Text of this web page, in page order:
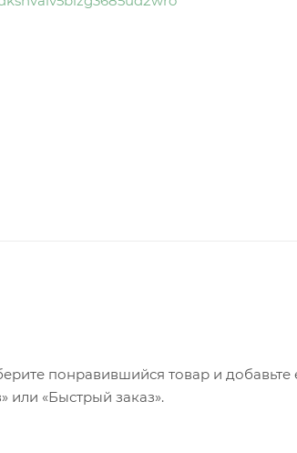
понравившийся товар и добавьте
или «Быстрый заказ».